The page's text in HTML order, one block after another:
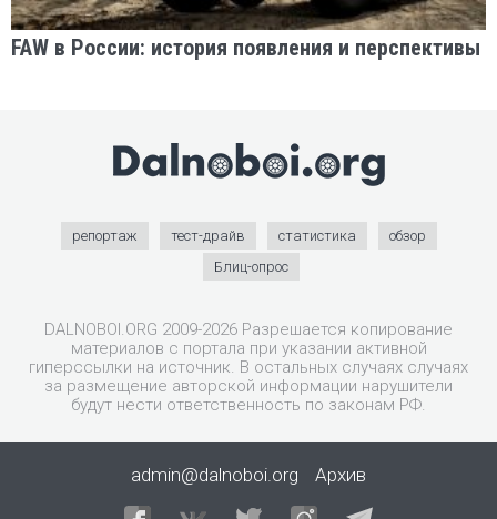
FAW в России: история появления и перспективы
репортаж тест-драйв статистика
обзор
Блиц-опрос
DALNOBOI.ORG 2009-2026 Разрешается копирование
материалов с портала при указании активной
гиперссылки на источник. В остальных случаях случаях
за размещение авторской информации нарушители
будут нести ответственность по законам РФ.
admin@dalnoboi.org Архив